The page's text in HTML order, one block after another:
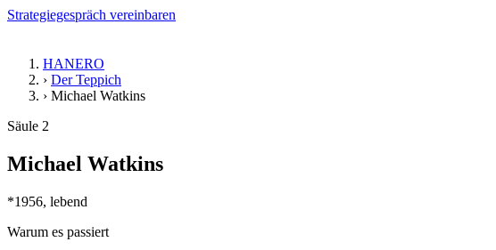
Strategiegespräch vereinbaren
HANERO
› Der Teppich
› Michael Watkins
Säule 2
Michael Watkins
*1956, lebend
Warum es passiert